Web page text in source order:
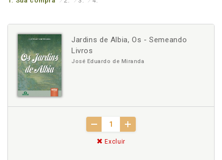
Jardins de Albia, Os - Semeando
Livros
José Eduardo de Miranda
Excluir